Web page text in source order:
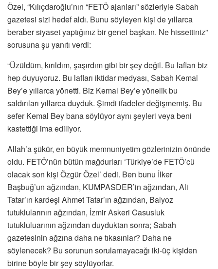
Özel, “Kılıçdaroğlu’nın “FETÖ ajanları” sözleriyle Sabah
gazetesi sizi hedef aldı. Bunu söyleyen kişi de yıllarca
beraber siyaset yaptığınız bir genel başkan. Ne hissettiniz”
sorusuna şu yanıtı verdi:
“Üzüldüm, kırıldım, şaşırdım gibi bir şey değil. Bu lafları biz
hep duyuyoruz. Bu lafları iktidar medyası, Sabah Kemal
Bey’e yıllarca yönetti. Biz Kemal Bey’e yönelik bu
saldırıları yıllarca duyduk. Şimdi ifadeler değişmemiş. Bu
sefer Kemal Bey bana söylüyor aynı şeyleri veya beni
kastettiği ima ediliyor.
Allah’a şükür, en büyük memnuniyetim gözlerinizin önünde
oldu. FETÖ’nün bütün mağdurları ‘Türkiye’de FETÖ’cü
olacak son kişi Özgür Özel’ dedi. Ben bunu İlker
Başbuğ’un ağzından, KUMPASDER’in ağzından, Ali
Tatar’ın kardeşi Ahmet Tatar’ın ağzından, Balyoz
tutuklularının ağzından, İzmir Askeri Casusluk
tutukluluarının ağzından duyduktan sonra; Sabah
gazetesinin ağzına daha ne tıkasınlar? Daha ne
söylenecek? Bu sorunun sorulamayacağı iki-üç kişiden
birine böyle bir şey söylüyorlar.